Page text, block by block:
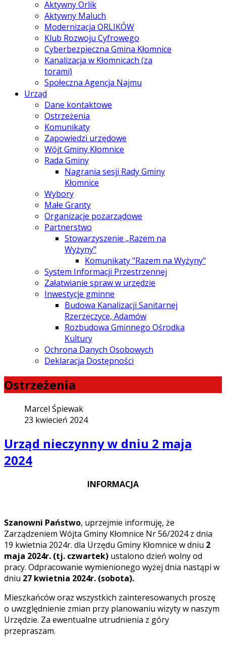
Aktywny Orlik
Aktywny Maluch
Modernizacja ORLIKÓW
Klub Rozwoju Cyfrowego
Cyberbezpieczna Gmina Kłomnice
Kanalizacja w Kłomnicach (za
torami)
Społeczna Agencja Najmu
Urząd
Dane kontaktowe
Ostrzeżenia
Komunikaty
Zapowiedzi urzędowe
Wójt Gminy Kłomnice
Rada Gminy
Nagrania sesji Rady Gminy
Kłomnice
Wybory
Małe Granty
Organizacje pozarządowe
Partnerstwo
Stowarzyszenie „Razem na
Wyżyny”
Komunikaty "Razem na Wyżyny"
System Informacji Przestrzennej
Załatwianie spraw w urzędzie
Inwestycje gminne
Budowa Kanalizacji Sanitarnej
Rzerzęczyce, Adamów
Rozbudowa Gminnego Ośrodka
Kultury
Ochrona Danych Osobowych
Deklaracja Dostępności
Ostrzeżenia
Marcel Śpiewak
23 kwiecień 2024
Urząd nieczynny w dniu 2 maja
2024
INFORMACJA
Szanowni Państwo, uprzejmie informuję, że
Zarządzeniem Wójta Gminy Kłomnice Nr 56/2024 z dnia
19 kwietnia 2024r. dla Urzędu Gminy Kłomnice w dniu 2
maja 2024r. (tj. czwartek) ustalono dzień wolny od
pracy. Odpracowanie wymienionego wyżej dnia nastąpi w
dniu 27 kwietnia 2024r. (sobota).
Mieszkańców oraz wszystkich zainteresowanych proszę
o uwzględnienie zmian przy planowaniu wizyty w naszym
Urzędzie. Za ewentualne utrudnienia z góry
przepraszam.